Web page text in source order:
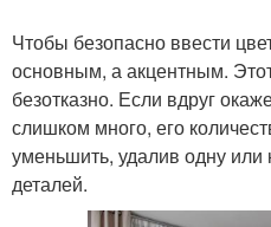
Чтобы безопасно ввести
основным, а акцентным.
безотказно. Если вдруг
слишком много, его
уменьшить, удалив одну или
деталей.